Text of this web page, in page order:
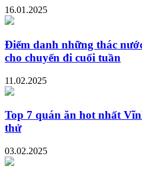
16.01.2025
Điểm danh những thác
cho chuyến đi cuối tuần
11.02.2025
Top 7 quán ăn hot nhất
thử
03.02.2025